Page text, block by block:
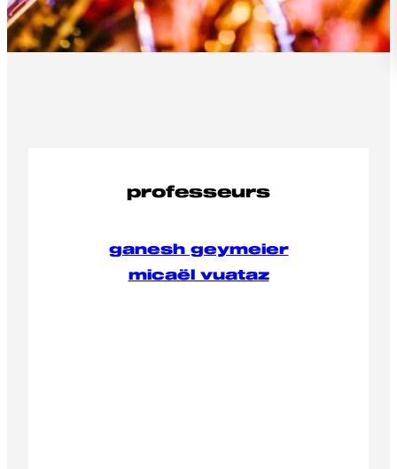
professeurs
ganesh geymeier
micaël vuataz